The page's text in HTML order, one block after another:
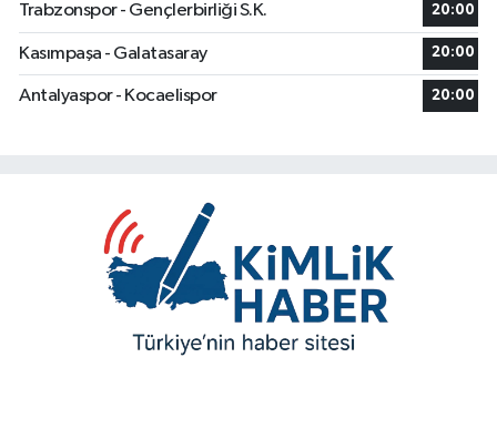
Trabzonspor - Gençlerbirliği S.K. 20:00
Kasımpaşa - Galatasaray 20:00
Antalyaspor - Kocaelispor 20:00